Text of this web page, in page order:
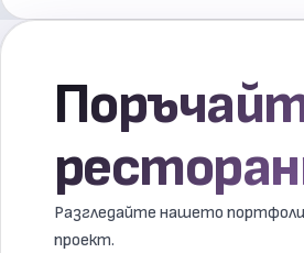
Разгледайте нашето
проект.